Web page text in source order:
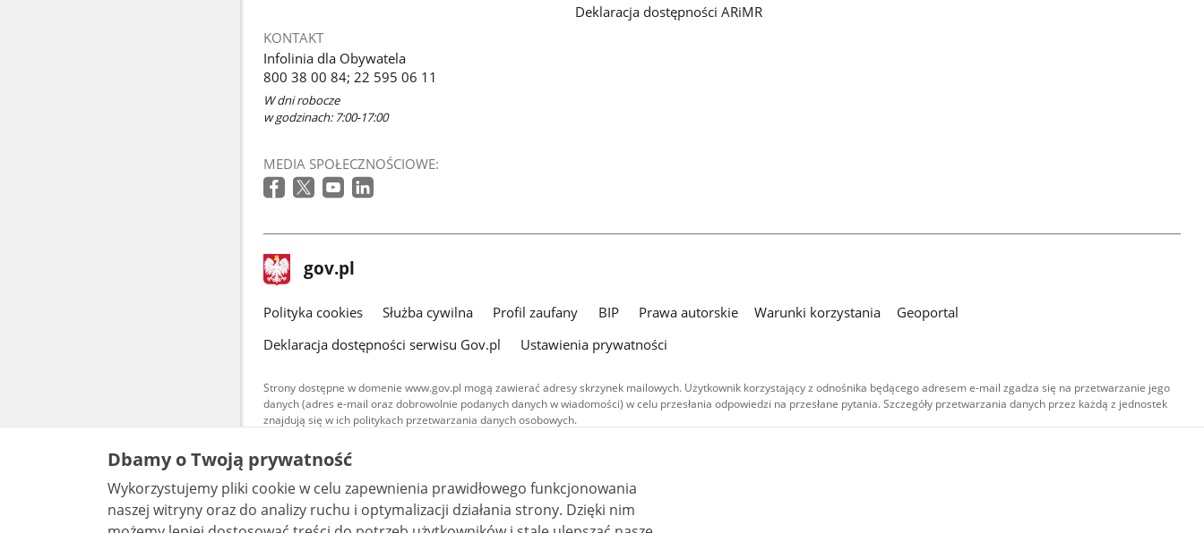
KONTAKT
Infolinia dla Obywatela
800 38 00 84; 22 595 06 11
W dni robocze
w godzinach: 7:00-17:00
MEDIA SPOŁECZNOŚCIOWE:
Deklaracja dostępności ARiMR
stopka
gov.pl Strona
gov.pl
gov.pl
Polityka cookies Służba cywilna Profil zaufany BIP Prawa autorskie Warunki korzystania
Geoportal
Deklaracja dostępności serwisu Gov.pl
Ustawienia prywatności
Strony dostępne w domenie www.gov.pl mogą zawierać adresy skrzynek mailowych. Użytkownik korzystający z odnośnika będącego adresem e-mail zgadza się na przetwarzanie jego
danych (adres e-mail oraz dobrowolnie podanych danych w wiadomości) w celu przesłania odpowiedzi na przesłane pytania. Szczegóły przetwarzania danych przez każdą z jednostek
znajdują się w ich politykach przetwarzania danych osobowych.
Treści tekstowe publikowane w serwisie (z wyłączeniem treści audiowizualnych), są
udostępniane na licencji typu Creative Commons: uznanie autorstwa - na tych samych
warunkach 4.0 (CC BY-SA 4.0). Materiały audiowizualne, w tym zdjęcia, materiały audio i wideo,
są udostępniane na licencji typu Creative Commons: uznanie autorstwa użycie niekomercyjne -
bez utworów zależnych 4.0 (CC BY-NC-ND 4.0), o ile nie jest to stwierdzone inaczej.
Dbamy o Twoją prywatność
Wykorzystujemy pliki cookie w celu zapewnienia prawidłowego funkcjonowania
naszej witryny oraz do analizy ruchu i optymalizacji działania strony. Dzięki nim